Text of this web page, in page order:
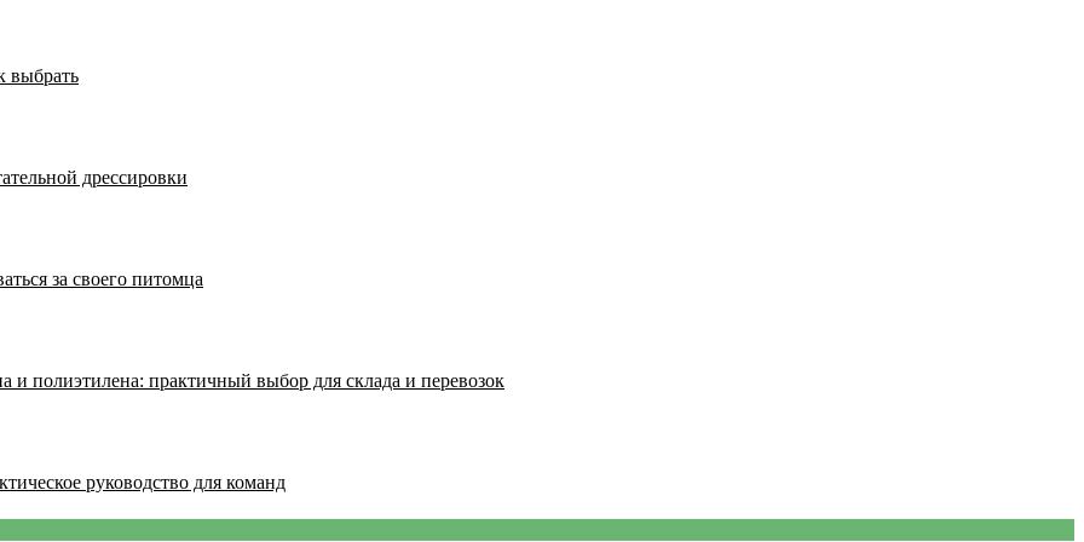
выбрать
дрессировки
за своего питомца
и полиэтилена: практичный выбор для склада и перевозок
руководство для команд